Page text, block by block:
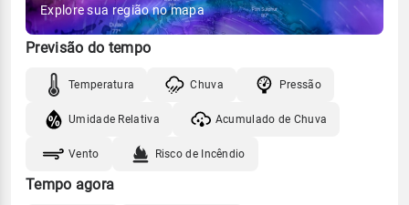
Explore sua região no mapa
Previsão do tempo
Temperatura Chuva Pressão
Umidade Relativa Acumulado de Chuva
Vento Risco de Incêndio
Tempo agora